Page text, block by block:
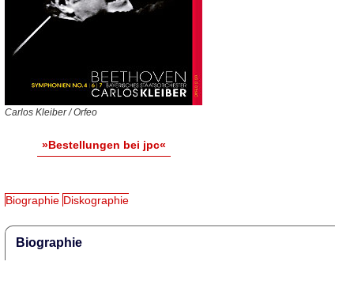
Carlos Kleiber / Orfeo
»Bestellungen bei jpc«
Biographie Diskographie
Biographie